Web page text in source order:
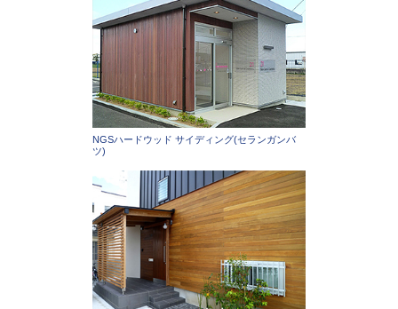
NGSハードウッド サイディング(セランガンバ
ツ)